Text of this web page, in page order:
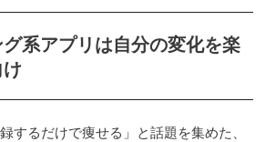
系アプリは自分の変化を楽
するだけで痩せる」と話題を集めた、